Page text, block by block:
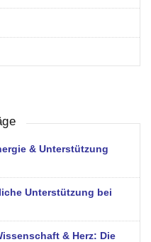
& Unterstützung
Unterstützung bei
& Herz: Die